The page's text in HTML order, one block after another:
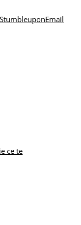
StumbleuponEmail
ce te